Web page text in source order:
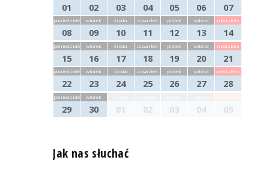
01 02 03 04 05 06 07
poniedziałek
08
wtorek
09
środa
10
czwartek
11
piątek
12
sobota
13
niedziela
14
poniedziałek
15
wtorek
16
środa
17
czwartek
18
piątek
19
sobota
20
niedziela
21
poniedziałek
22
wtorek
23
środa
24
czwartek
25
piątek
26
sobota
27
niedziela
28
poniedziałek
29
wtorek
30 01 02 03 04 05
Jak nas słuchać